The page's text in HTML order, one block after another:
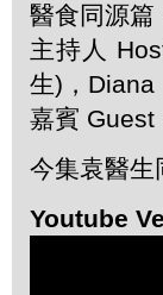
醫食同源篇
主持人
生)，Diana
嘉賓 Guest
今集袁醫生
Youtube